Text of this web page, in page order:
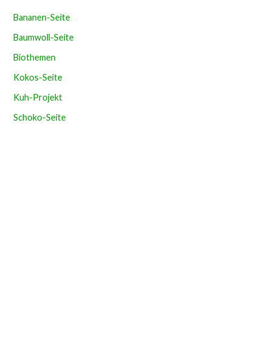
Bananen-Seite
Baumwoll-Seite
Biothemen
Kokos-Seite
Kuh-Projekt
Schoko-Seite